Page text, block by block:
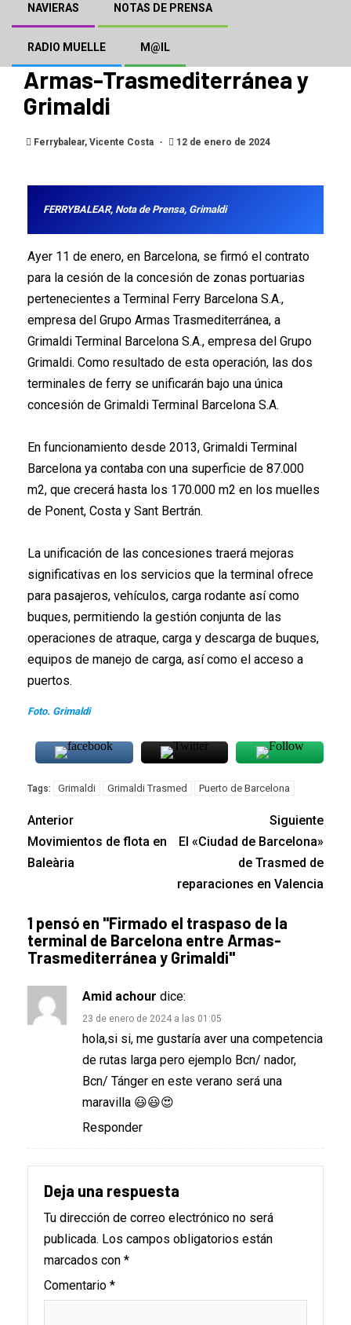
NAVIERAS NOTAS DE PRENSA
RADIO MUELLE M@IL
Firmado el traspaso de la
terminal de Barcelona entre
Armas-Trasmediterránea y
Grimaldi
Ferrybalear, Vicente Costa 12 de enero de 2024
FERRYBALEAR, Nota de Prensa, Grimaldi
Ayer 11 de enero, en Barcelona, se firmó el contrato
para la cesión de la concesión de zonas portuarias
pertenecientes a Terminal Ferry Barcelona S.A.,
empresa del Grupo Armas Trasmediterránea, a
Grimaldi Terminal Barcelona S.A., empresa del Grupo
Grimaldi. Como resultado de esta operación, las dos
terminales de ferry se unificarán bajo una única
concesión de Grimaldi Terminal Barcelona S.A.
En funcionamiento desde 2013, Grimaldi Terminal
Barcelona ya contaba con una superficie de 87.000
m2, que crecerá hasta los 170.000 m2 en los muelles
de Ponent, Costa y Sant Bertrán.
La unificación de las concesiones traerá mejoras
significativas en los servicios que la terminal ofrece
para pasajeros, vehículos, carga rodante así como
buques, permitiendo la gestión conjunta de las
operaciones de atraque, carga y descarga de buques,
equipos de manejo de carga, así como el acceso a
puertos.
Foto. Grimaldi
Tags: Grimaldi Grimaldi Trasmed Puerto de Barcelona
Anterior
Movimientos de flota en
Baleària
Siguiente
El «Ciudad de Barcelona»
de Trasmed de
reparaciones en Valencia
1 pensó en "Firmado el traspaso de la
terminal de Barcelona entre Armas-
Trasmediterránea y Grimaldi"
Amid achour dice:
23 de enero de 2024 a las 01:05
hola,si si, me gustaría aver una competencia
de rutas larga pero ejemplo Bcn/ nador,
Bcn/ Tánger en este verano será una
maravilla 😃😃😍
Responder
Deja una respuesta
Tu dirección de correo electrónico no será
publicada. Los campos obligatorios están
marcados con *
Comentario *